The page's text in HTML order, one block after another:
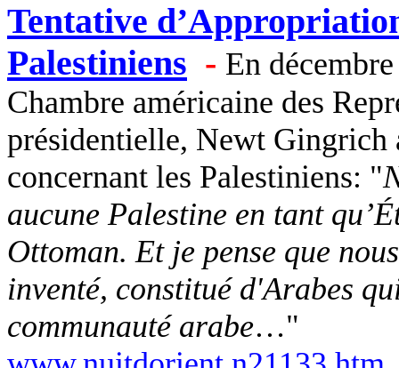
Tentative
Palestiniens - En
Chambre américaine des
présidentielle, Newt Gingrich
concernant les Palestiniens: "
aucune Palestine en tant
Ottoman. Et je pense que
inventé, constitué d'Arabes
communauté arabe…"